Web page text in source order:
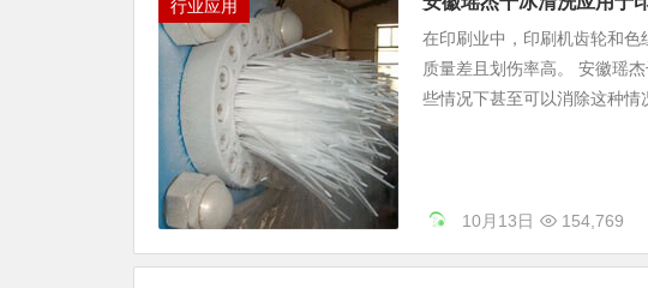
行业应用
在印刷业中，印刷机齿轮和色
质量差且划伤率高。 安徽瑶
些情况下甚至可以消除这种
10月13日 154,769